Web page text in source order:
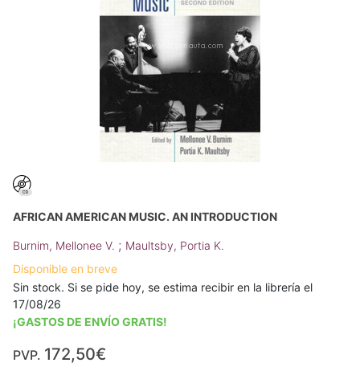
AFRICAN AMERICAN MUSIC. AN INTRODUCTION
Burnim, Mellonee V. ; Maultsby, Portia K.
Disponible en breve
Sin stock. Si se pide hoy, se estima recibir en la librería el
17/08/26
¡GASTOS DE ENVÍO GRATIS!
PVP. 172,50€